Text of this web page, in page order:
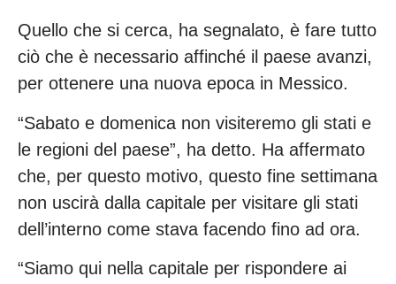
Quello che si cerca, ha segnalato, è fare tutto
ciò che è necessario affinché il paese avanzi,
per ottenere una nuova epoca in Messico.
“Sabato e domenica non visiteremo gli stati e
le regioni del paese”, ha detto. Ha affermato
che, per questo motivo, questo fine settimana
non uscirà dalla capitale per visitare gli stati
dell’interno come stava facendo fino ad ora.
“Siamo qui nella capitale per rispondere ai